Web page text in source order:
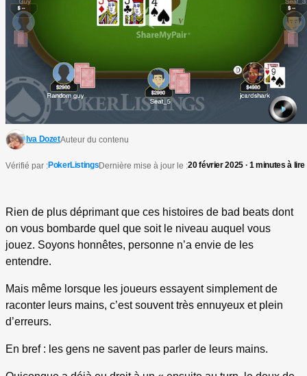
Iva DozetAuteur du contenu
Vérifié par :PokerListingsDernière mise à jour le :20 février 2025 · 1 minutes à lire
Rien de plus déprimant que ces histoires de bad beats dont
on vous bombarde quel que soit le niveau auquel vous
jouez. Soyons honnêtes, personne n’a envie de les
entendre.
Mais même lorsque les joueurs essayent simplement de
raconter leurs mains, c’est souvent très ennuyeux et plein
d’erreurs.
En bref : les gens ne savent pas parler de leurs mains.